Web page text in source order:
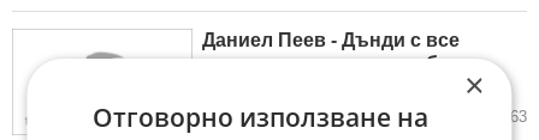
Даниел Пеев - Дънди с все
повече разкрития за себе си,
27.05.2026 2 363
×
Отговорно използване на